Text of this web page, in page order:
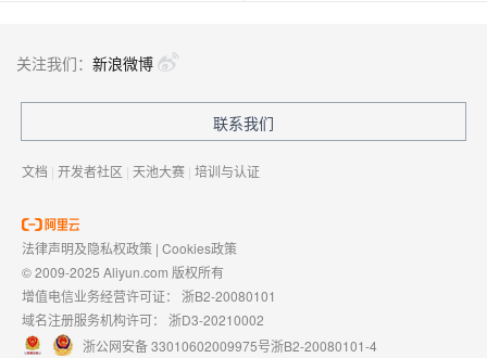
关注我们： 新浪微博
联系我们
文档 | 开发者社区 | 天池大赛 | 培训与认证
法律声明及隐私权政策 | Cookies政策
© 2009-2025 Aliyun.com 版权所有
增值电信业务经营许可证： 浙B2-20080101
域名注册服务机构许可： 浙D3-20210002
浙公网安备 33010602009975号浙B2-20080101-4